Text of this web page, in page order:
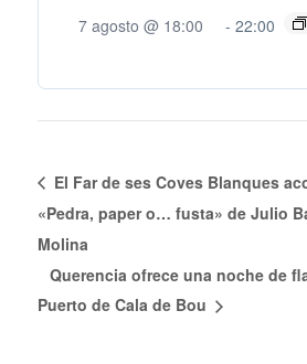
7 agosto @ 18:00
- 22:00
El Far de ses Coves Blanques
«Pedra, paper o… fusta» de Julio
Molina
Querencia ofrece una noche de
Puerto de Cala de Bou